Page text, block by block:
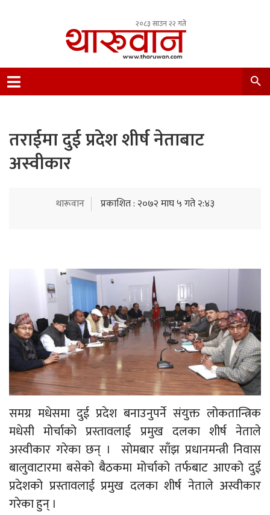
२०८३ साउन २२ गते
Nepal.
तराईमा दुई प्रदेश शीर्ष नेताबाट
अस्वीकार
थारूवान प्रकाशित : २०७२ माघ ५ गते २:४३
समग्र मधेसमा दुई प्रदेश बनाउनुपर्ने संयुक्त लोकतान्त्रिक
मधेसी मोर्चाको प्रस्तावलाई प्रमुख दलका शीर्ष नेताले
अस्वीकार गरेका छन् । सोमबार साँझ प्रधानमन्त्री निवास
बालुवाटारमा बसेको बैठकमा मोर्चाको तर्फबाट आएको दुई
प्रदेशको प्रस्तावलाई प्रमुख दलका शीर्ष नेताले अस्वीकार
गरेका हुन् ।